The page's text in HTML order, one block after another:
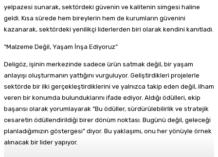
yelpazesi sunarak, sektördeki güvenin ve kalitenin simgesi haline
geldi. Kısa sürede hem bireylerin hem de kurumların güvenini
kazanarak, sektördeki yenilikçi liderlerden biri olarak kendini kanıtladı.
“Malzeme Değil, Yaşam İnşa Ediyoruz”
Deligöz, işinin merkezinde sadece ürün satmak değil, bir yaşam
anlayışı oluşturmanın yattığını vurguluyor. Geliştirdikleri projelerle
sektörde bir ilki gerçekleştirdiklerini ve yalnızca takip eden değil, ilham
veren bir konumda bulunduklarını ifade ediyor. Aldığı ödülleri, ekip
başarısı olarak yorumlayarak “Bu ödüller, sürdürülebilirlik ve stratejik
cesaretin ödüllendirildiği birer dönüm noktası. Bugünü değil, geleceği
planladığımızın göstergesi” diyor. Bu yaklaşımı, onu her yönüyle örnek
alınacak bir lider yapıyor.